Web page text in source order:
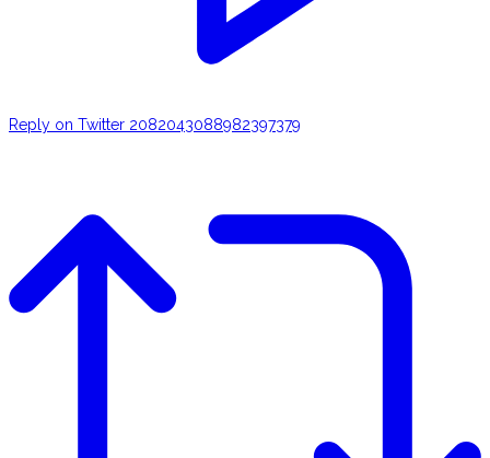
Reply on Twitter 2082043088982397379